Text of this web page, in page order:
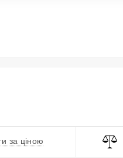
за ціною